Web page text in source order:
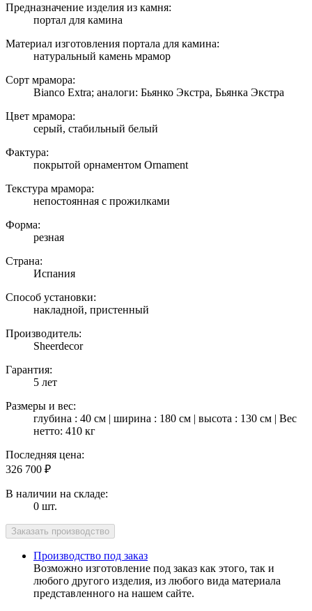
Предназначение изделия из камня:
портал для камина
Материал изготовления портала для камина:
натуральный камень мрамор
Сорт мрамора:
Bianco Extra; аналоги: Бьянко Экстра, Бьянка Экстра
Цвет мрамора:
серый, стабильный белый
Фактура:
покрытой орнаментом Ornament
Текстура мрамора:
непостоянная с прожилками
Форма:
резная
Страна:
Испания
Способ установки:
накладной, пристенный
Производитель:
Sheerdecor
Гарантия:
5 лет
Размеры и вес:
глубина : 40 см | ширина : 180 см | высота : 130 см | Вес
нетто: 410 кг
Последняя цена:
326 700 ₽
В наличии на складе:
0 шт.
Производство под заказ
Возможно изготовление под заказ как этого, так и
любого другого изделия, из любого вида материала
представленного на нашем сайте.